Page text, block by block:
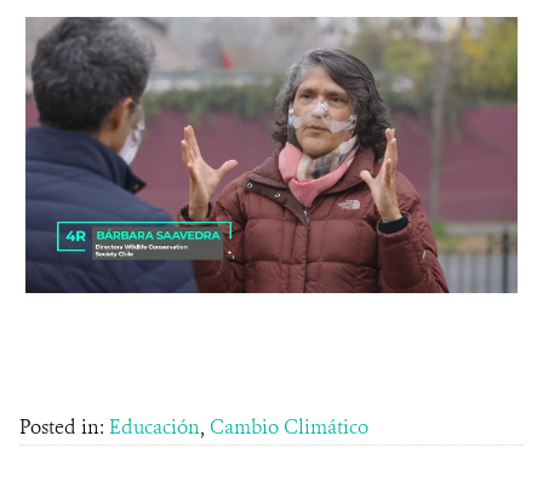
Posted in: Educación, Cambio Climático